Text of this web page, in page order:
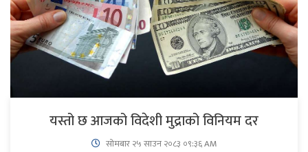
यस्तो छ आजको विदेशी मुद्राको विनियम दर
सोमबार २५ साउन २०८३ ०९:३६ AM